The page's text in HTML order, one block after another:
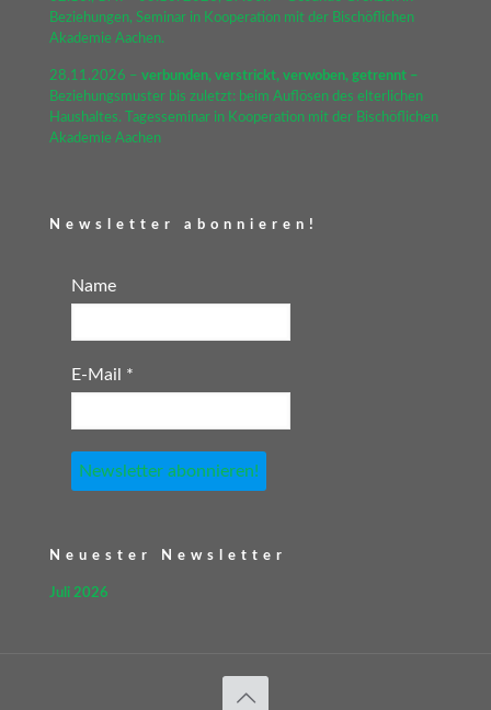
Beziehungen, Seminar in Kooperation mit der Bischöflichen
Akademie Aachen.
28.11.2026 – verbunden, verstrickt, verwoben, getrennt –
Beziehungsmuster bis zuletzt: beim Auflösen des elterlichen
Haushaltes. Tagesseminar in Kooperation mit der Bischöflichen
Akademie Aachen
Newsletter abonnieren!
Name
E-Mail *
Neuester Newsletter
Juli 2026